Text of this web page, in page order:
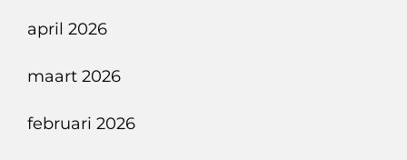
april 2026
maart 2026
februari 2026